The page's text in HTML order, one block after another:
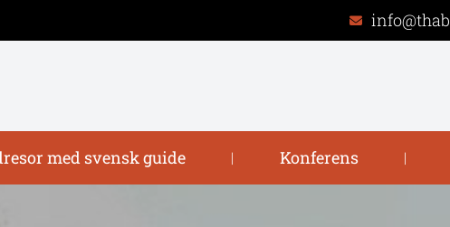
med svensk guide | Konferens |